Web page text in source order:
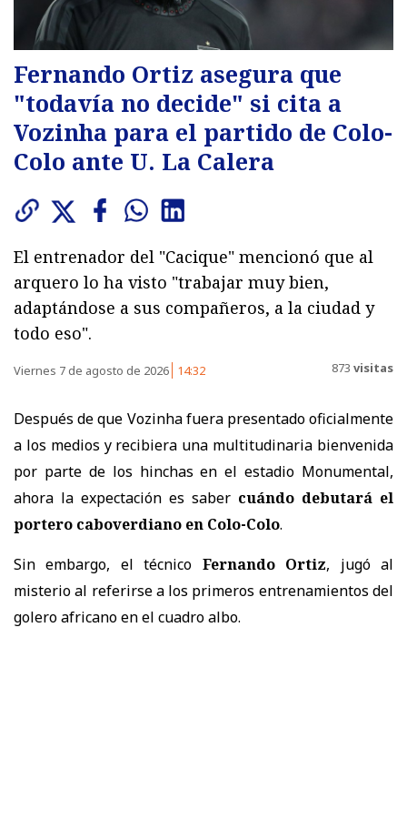
Fernando Ortiz asegura que
"todavía no decide" si cita a
Vozinha para el partido de Colo-
Colo ante U. La Calera
El entrenador del "Cacique" mencionó que al
arquero lo ha visto "trabajar muy bien,
adaptándose a sus compañeros, a la ciudad y
todo eso".
Viernes 7 de agosto de 2026 14:32 873 visitas
Después de que Vozinha fuera presentado oficialmente
a los medios y recibiera una multitudinaria bienvenida
por parte de los hinchas en el estadio Monumental,
ahora la expectación es saber cuándo debutará el
portero caboverdiano en Colo-Colo.
Sin embargo, el técnico Fernando Ortiz, jugó al
misterio al referirse a los primeros entrenamientos del
golero africano en el cuadro albo.